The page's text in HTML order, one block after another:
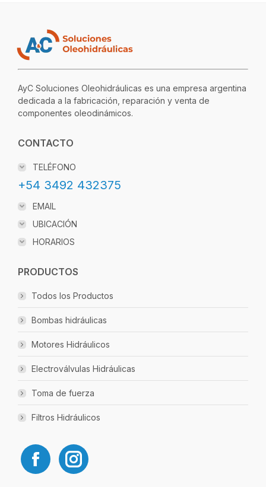
AyC Soluciones Oleohidráulicas es una empresa argentina
dedicada a la fabricación, reparación y venta de
componentes oleodinámicos.
CONTACTO
TELÉFONO
+54 3492 432375
EMAIL
UBICACIÓN
HORARIOS
PRODUCTOS
Todos los Productos
Bombas hidráulicas
Motores Hidráulicos
Electroválvulas Hidráulicas
Toma de fuerza
Filtros Hidráulicos